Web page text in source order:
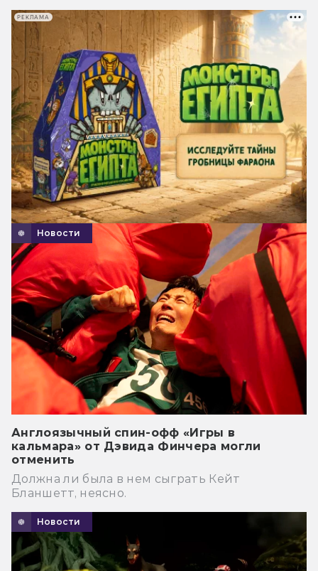
Новости
Англоязычный спин-офф «Игры в
кальмара» от Дэвида Финчера могли
отменить
Должна ли была в нем сыграть Кейт
Бланшетт, неясно.
Новости
РЕКЛАМА